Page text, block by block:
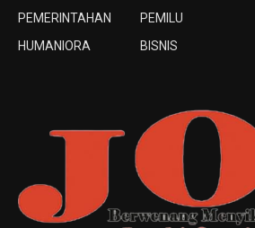
PEMERINTAHAN
HUMANIORA
PEMILU
BISNIS